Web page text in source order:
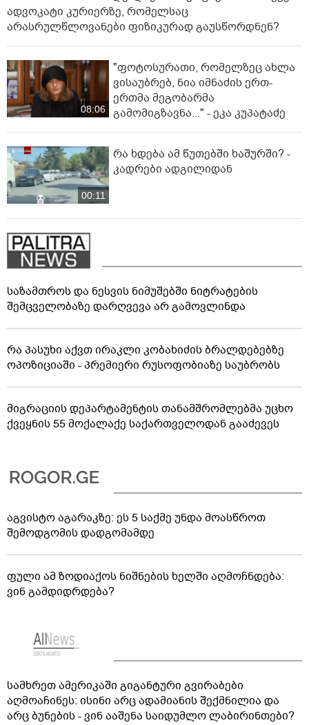
ადვოკატი კურიერზე, რომელსაც
არასრულწლოვანები ფიზიკურად გაუსწორდნენ?
08:06
"ფოტოსურათი, რომელზეც ახლა
ვისაუბრებ, ნია იმნაძის ერთ-
ერთმა მეგობარმა
გამომიგზავნა..." - ეკა კუპატაძე
00:11
რა ხდება ამ წუთებში ხაშურში? -
კადრები ადგილიდან
საზამთროს და ნესვის ნიმუშებში ნიტრატების
შემცველობაზე დარღვევა არ გამოვლინდა
რა პასუხი აქვთ ირაკლი კობახიძის ბრალდებებზე
ოპოზიციაში - პრემიერი რუსოფობიაზე საუბრობს
მიგრაციის დეპარტამენტის თანამშრომლებმა უცხო
ქვეყნის 55 მოქალაქე საქართველოდან გააძევეს
აგვისტო აგარაკზე: ეს 5 საქმე უნდა მოასწროთ
შემოდგომის დადგომამდე
ფული ამ ზოდიაქოს ნიშნების ხელში აღმოჩნდება:
ვინ გამდიდრდება?
სამხრეთ ამერიკაში გიგანტური გვირაბები
აღმოაჩინეს: ისინი არც ადამიანის შექმნილია და
არც ბუნების - ვინ ააშენა საიდუმლო ლაბირინთები?